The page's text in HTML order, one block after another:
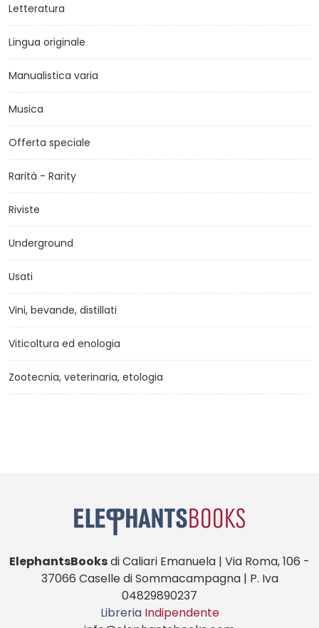
Letteratura
Lingua originale
Manualistica varia
Musica
Offerta speciale
Rarità - Rarity
Riviste
Underground
Usati
Vini, bevande, distillati
Viticoltura ed enologia
Zootecnia, veterinaria, etologia
ElephantsBooksdi Caliari Emanuela | Via Roma, 106 -
37066 Caselle di Sommacampagna | P. Iva
04829890237
Libreria Indipendente